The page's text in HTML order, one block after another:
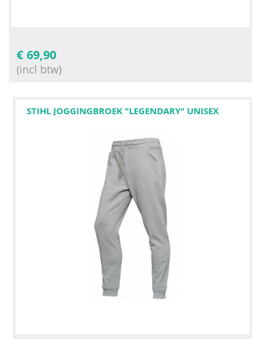
€ 69,90
(incl btw)
STIHL JOGGINGBROEK "LEGENDARY" UNISEX